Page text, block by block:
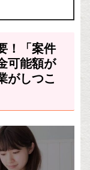
！「案件
可能額が
がしつこ